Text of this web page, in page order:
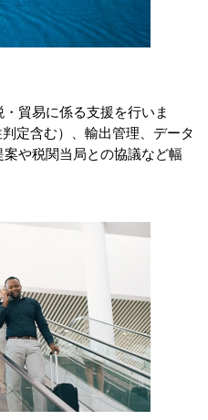
貿易に係る支援を行いま
定含む）、輸出管理、データ
や税関当局との協議など幅